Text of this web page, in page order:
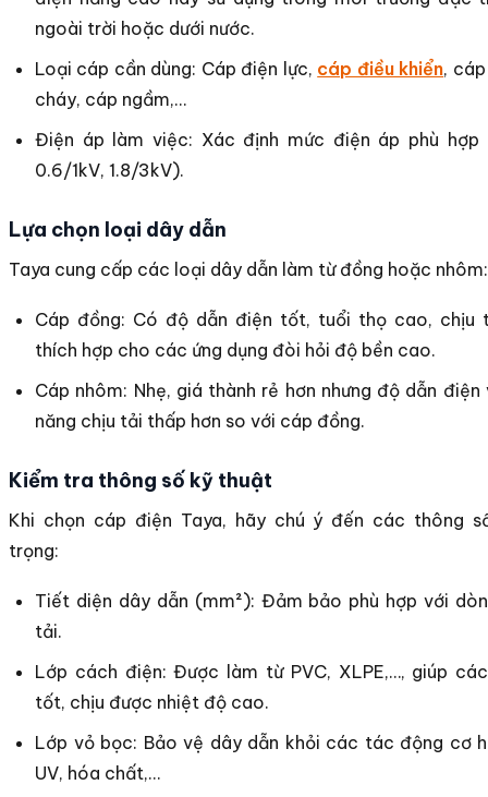
ngoài trời hoặc dưới nước.
Loại cáp cần dùng: Cáp điện lực, cáp điều khiển,
cháy, cáp ngầm,…
Điện áp làm việc: Xác định mức điện áp phù hợp
0.6/1kV, 1.8/3kV).
Lựa chọn loại dây dẫn
Taya cung cấp các loại dây dẫn làm từ đồng hoặc nhôm:
Cáp đồng: Có độ dẫn điện tốt, tuổi thọ cao, chịu
thích hợp cho các ứng dụng đòi hỏi độ bền cao.
Cáp nhôm: Nhẹ, giá thành rẻ hơn nhưng độ dẫn điện
năng chịu tải thấp hơn so với cáp đồng.
Kiểm tra thông số kỹ thuật
Khi chọn cáp điện Taya, hãy chú ý đến các thông
trọng:
Tiết diện dây dẫn (mm²): Đảm bảo phù hợp với
tải.
Lớp cách điện: Được làm từ PVC, XLPE,…, giúp
tốt, chịu được nhiệt độ cao.
Lớp vỏ bọc: Bảo vệ dây dẫn khỏi các tác động cơ
UV, hóa chất,…